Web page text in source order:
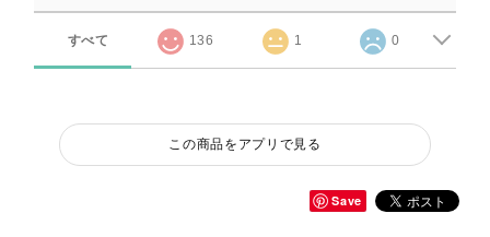
すべて 136 1 0
この商品をアプリで見る
Save